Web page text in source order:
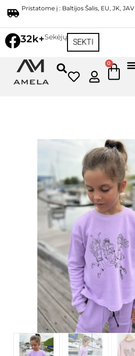
Pristatome į : Baltijos Šalis, EU, JK, JAV
32k+Sekėjų
SEKTI
0